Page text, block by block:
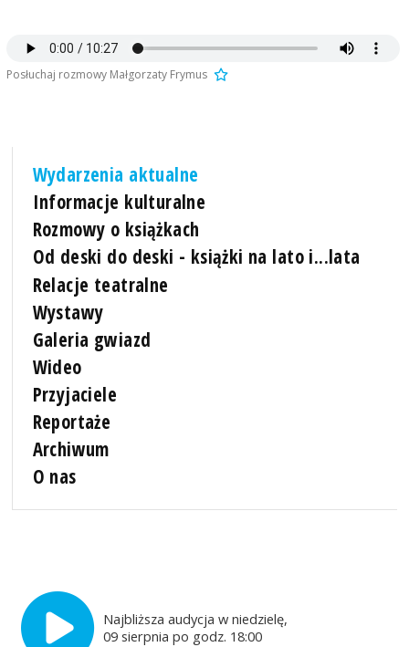
Posłuchaj rozmowy Małgorzaty Frymus
Wydarzenia aktualne
Informacje kulturalne
Rozmowy o książkach
Od deski do deski - książki na lato i...lata
Relacje teatralne
Wystawy
Galeria gwiazd
Wideo
Przyjaciele
Reportaże
Archiwum
O nas
Najbliższa audycja w niedzielę,
09 sierpnia po godz. 18:00